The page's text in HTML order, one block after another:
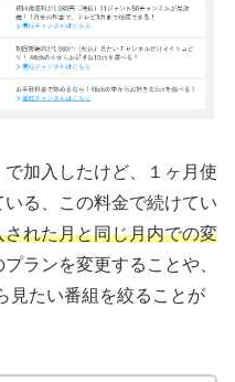
加入したけど、１ヶ月使
る、この料金で続けてい
された月と同じ月内での変
ランを変更することや、
見たい番組を絞ることが